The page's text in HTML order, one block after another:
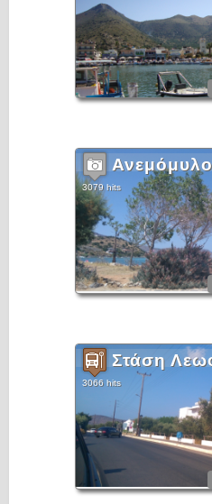
και των μονών του 1635
Παπαδόπουλο, η οικογένεια
Ελούντα και άλλες περιοχές
3079 hits
Στάση
3066 hits